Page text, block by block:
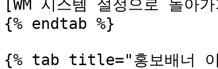
[WM 시스템 설정으로 돌
{% endtab %}
{% tab title="홍보배너 이